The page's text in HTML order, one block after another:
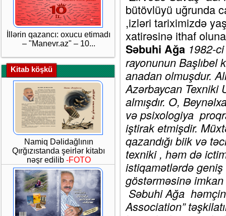
İllərin qazancı: oxucu etimadı
– "Manevr.az" – 10...
Kitab köşkü
Namiq Dəlidağlının
Qırğızıstanda şeirlər kitabı
nəşr edilib -FOTO
bütövlüyü uğrunda
,izləri tariximizdə
xatirəsinə ithaf
Səbuhi Ağa 1982-
rayonunun Başlıbel
anadan olmuşdur.
Azərbaycan Texniki
almışdır. O,
və psixologiya
iştirak etmişdir.
qazandığı biik və
texniki , həm də
istiqamətlərdə
göstərməsinə imkan
Səbuhi Ağa
Association”